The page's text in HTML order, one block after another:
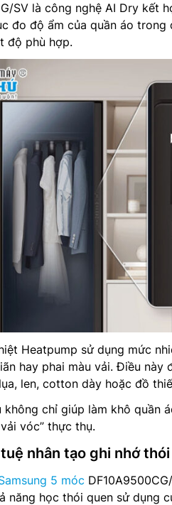
SV là công nghệ AI Dry kết
đo độ ẩm của quần áo
độ phù hợp.
Heatpump sử dụng mức
hay phai màu vải. Điều này
len, cotton dày hoặc đồ
không chỉ giúp làm khô quần
vóc” thực thụ.
nhân tạo ghi nhớ
5 móc
năng học thói quen sử dụng